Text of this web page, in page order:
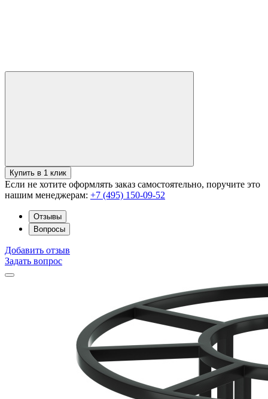
Купить в 1 клик
Если не хотите оформлять заказ самостоятельно, поручите это
нашим менеджерам: +7 (495) 150-09-52
Отзывы
Вопросы
Добавить отзыв
Задать вопрос